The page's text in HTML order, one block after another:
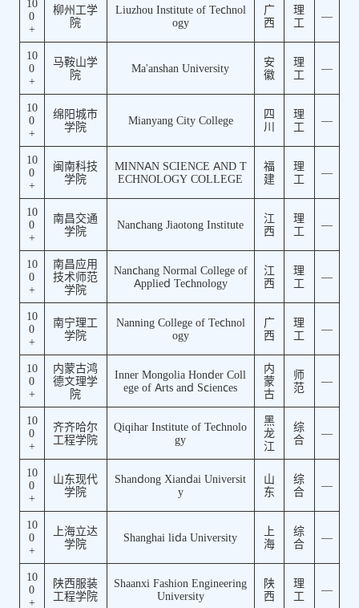
10
0
+
柳州工学
院
Liuzhou Institute of Technol
ogy
广
西
理
工
—
10
0
+
马鞍山学
院
Ma'anshan University
安
徽
理
工
—
10
0
+
绵阳城市
学院
Mianyang City College
四
川
理
工
—
10
0
+
闽南科技
学院
MINNAN SCIENCE AND T
ECHNOLOGY COLLEGE
福
建
理
工
—
10
0
+
南昌交通
学院
Nanchang Jiaotong Institute
江
西
理
工
—
10
0
+
南昌应用
技术师范
学院
Nanchang Normal College of
Applied Technology
江
西
理
工
—
10
0
+
南宁理工
学院
Nanning College of Technol
ogy
广
西
理
工
—
10
0
+
内蒙古鸿
德文理学
院
Inner Mongolia Honder Coll
ege of Arts and Sciences
内
蒙
古
师
范
—
10
0
+
齐齐哈尔
工程学院
Qiqihar Institute of Technolo
gy
黑
龙
江
综
合
—
10
0
+
山东现代
学院
Shandong Xiandai Universit
y
山
东
综
合
—
10
0
+
上海立达
学院
Shanghai lida University
上
海
综
合
—
10
0
+
陕西服装
工程学院
Shaanxi Fashion Engineering
University
陕
西
理
工
—